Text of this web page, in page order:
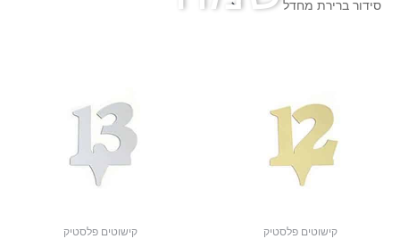
קישוטים פלסטיק קישוטים פלסטיק